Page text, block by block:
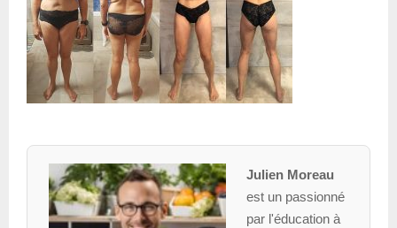
Julien Moreau
est un passionné
par l'éducation à